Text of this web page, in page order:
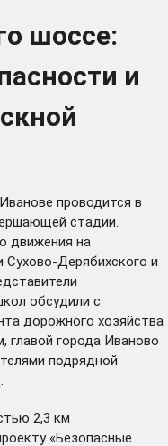
шоссе:
и
проводится в
стадии.
движения на
Дерябихского и
обсудили с
дорожного хозяйства
главой города Иваново
подрядной
2,3 км
«Безопасные